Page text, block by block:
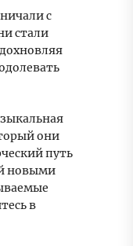
с
стали
они
путь
новыми
в